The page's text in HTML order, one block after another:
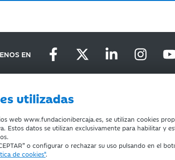
utilizadas
web www.fundacionibercaja.es, se utilizan cookies
Estos datos se utilizan exclusivamente para habilitar y
o configurar o rechazar su uso pulsando en el
de cookies".
EN
COOKIES